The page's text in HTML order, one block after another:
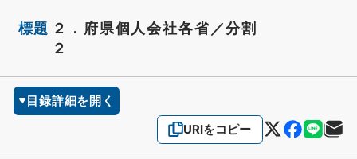
標題 ２．府県個人会社各省／分割
２
目録詳細を開く
URIをコピー